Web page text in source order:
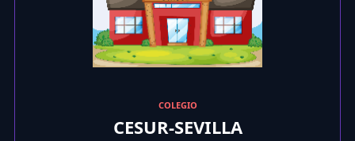
COLEGIO
CESUR-SEVILLA